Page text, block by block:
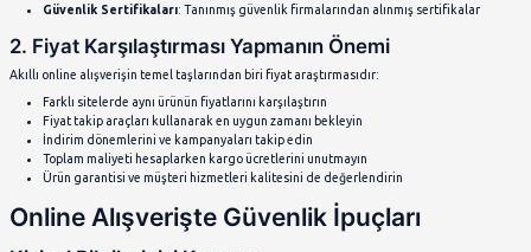
gerekiyor. Bu kapsamlı rehberimizde, online alışverişin tüm
iyi deneyimi yaşamanızı sağlayacak stratejileri öğreneceksiniz.
Online Alışverişe Başlamadan
Bilmeniz Gerekenler
1. Güvenilir Alışveriş Sitelerini Tanıyın
Online alışverişin ilk adımı, güvenilir platformları seçmektir.